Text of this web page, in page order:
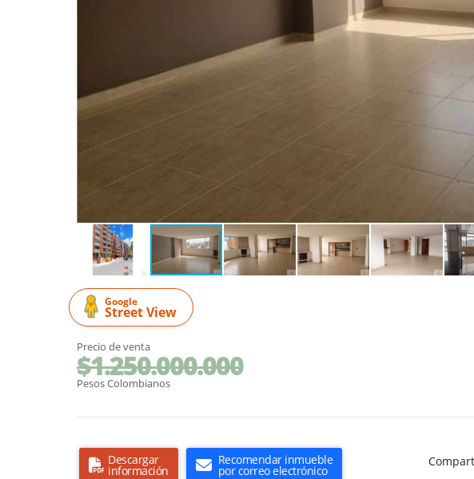
Google
Street View
Precio de venta
$1.250.000.000
Pesos Colombianos
Descargar
información
Recomendar inmueble
por correo electrónico